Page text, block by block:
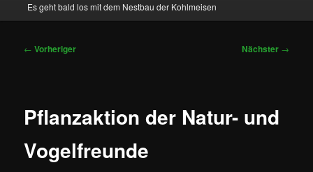
Es geht bald los mit dem Nestbau der Kohlmeisen
Beitragsnavigation
← Vorheriger Nächster →
Pflanzaktion der Natur- und
Vogelfreunde